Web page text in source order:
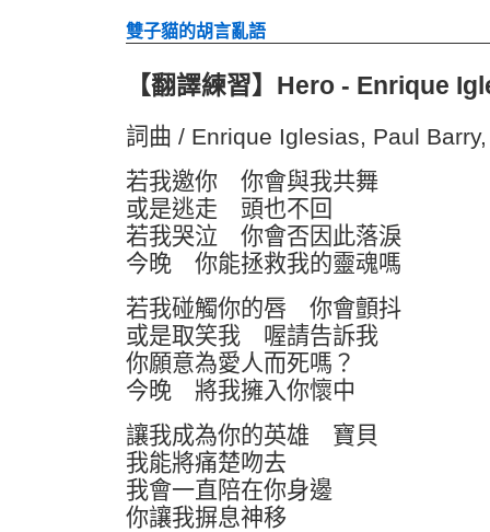
雙子貓的胡言亂語
【翻譯練習】Hero - Enrique
詞曲 / Enrique Iglesias, Paul
若我邀你 你會與我共舞
或是逃走 頭也不回
若我哭泣 你會否因此落淚
今晚 你能拯救我的靈魂嗎
若我碰觸你的唇 你會顫抖
或是取笑我 喔請告訴我
你願意為愛人而死嗎？
今晚 將我擁入你懷中
讓我成為你的英雄 寶貝
我能將痛楚吻去
我會一直陪在你身邊
你讓我摒息神移